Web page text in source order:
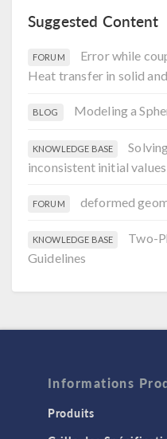
Suggested Content
FORUM
Error while
Heat transfer in solid
BLOG Modeling a
KNOWLEDGE BASE
inconsistent initial values
FORUM deformed
KNOWLEDGE BASE
Two-
Guidelines
Informations
Produits